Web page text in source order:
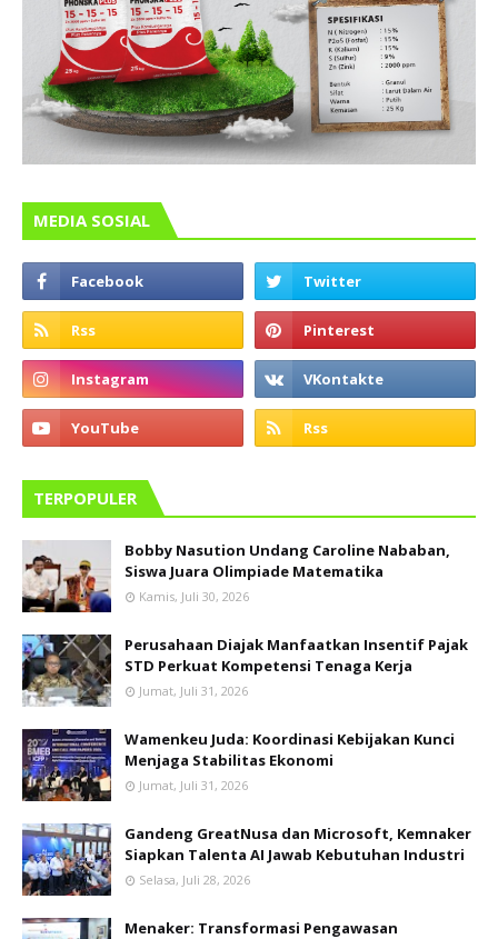
MEDIA SOSIAL
TERPOPULER
Bobby Nasution Undang Caroline Nababan,
Siswa Juara Olimpiade Matematika
Kamis, Juli 30, 2026
Perusahaan Diajak Manfaatkan Insentif Pajak
STD Perkuat Kompetensi Tenaga Kerja
Jumat, Juli 31, 2026
Wamenkeu Juda: Koordinasi Kebijakan Kunci
Menjaga Stabilitas Ekonomi
Jumat, Juli 31, 2026
Gandeng GreatNusa dan Microsoft, Kemnaker
Siapkan Talenta AI Jawab Kebutuhan Industri
Selasa, Juli 28, 2026
Menaker: Transformasi Pengawasan